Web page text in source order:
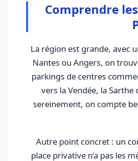
Comprendre
La région est grande, avec
Nantes ou Angers, on
parkings de centres
vers la Vendée, la
sereinement, on compte
Autre point concret : un
place privative n’a pas les